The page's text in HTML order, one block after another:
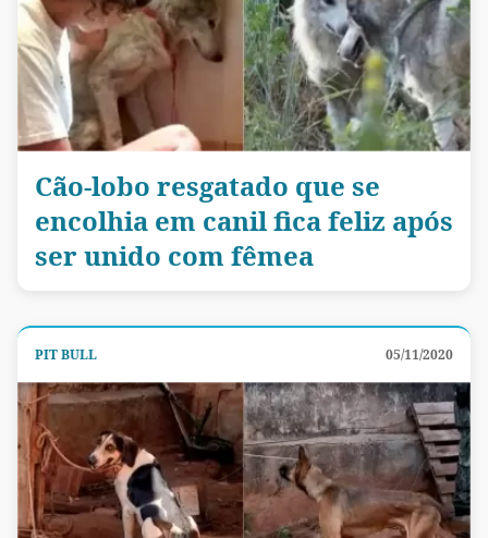
Cão-lobo resgatado que se
encolhia em canil fica feliz após
ser unido com fêmea
PIT BULL 05/11/2020